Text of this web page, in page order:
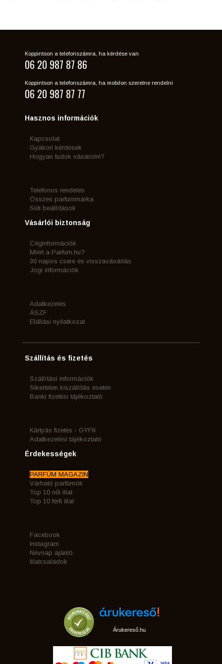
Koppintson a telefonszámra, ha kérdése van
06 20 987 87 86
Koppintson a telefonszámra, ha mobilon szeretne rendelni
06 20 987 87 77
Hasznos információk
Kapcsolat
Gyakori kérdések
Hogyan tudok vásárolni?
Telefonos rendelés
Összes parfummárka
Süti beállítások
Vásárlói biztonság
Céginformációk
Miért a Parfum.hu?
30 napos csere és visszavásárlás
Jogi információk
Adatkezelés
ÁSZF
Elállási nyilatkozat
Szállítás és fizetés
Szállítási információk
Sikertelen kiszállítás esetén
Banki fizetési tájékoztató
Kártyás fizetés - GYFK
Adatkezelési tájékoztató
Érdekességek
PARFÜM MAGAZIN
Várható parfümök
Top 10 női illat
Top 10 férfi illat
Facebook
Instagram
Névnap ajánló
Illatcsaládok
Árukereső.hu